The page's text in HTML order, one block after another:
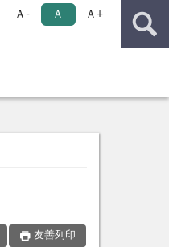
Ａ- Ａ Ａ+
友善列印